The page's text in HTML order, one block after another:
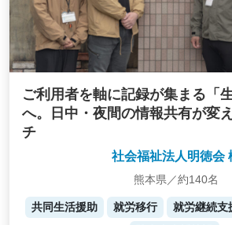
ご利用者を軸に記録が集まる「
へ。日中・夜間の情報共有が変
チ
社会福祉法人明徳会
熊本県／約140名
共同生活援助 就労移行 就労継続支